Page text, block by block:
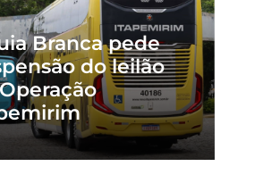
Branca pede
do leilão